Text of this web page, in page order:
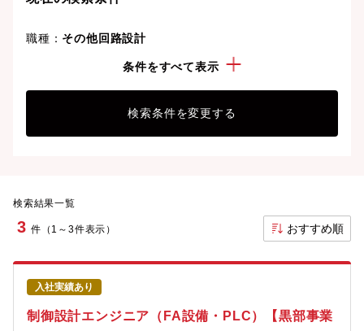
職種： その他回路設計
条件をすべて表示
検索条件を変更する
検索結果一覧
3 件（1～3件表示） おすすめ順
入社実績あり
制御設計エンジニア（FA設備・PLC）【黒部事業